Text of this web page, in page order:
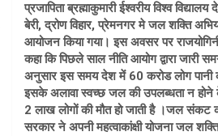
प्रजापिता ब्रह्माकुमारी ईश्वरीय विश्व
बेरी, द्रोण विहार, प्रेमनगर मे जल शक्ति
आयोजन किया गया। इस अवसर पर
कहा कि पिछले साल नीति आयोग द्वारा
अनुसार इस समय देश में 60 करोड लोग
इसके अलावा स्वच्छ जल की उपलब्धता न
2 लाख लोगों की मौत हो जाती है ।जल संकट
सरकार ने अपनी महत्वाकांक्षी योजना जल